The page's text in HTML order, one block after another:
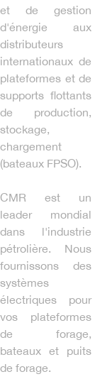
et de gestion
d'énergie aux
distributeurs
internationaux de
plateformes et de
supports flottants
de production,
stockage,
chargement
(bateaux FPSO).
CMR est un
leader mondial
dans l'industrie
pétrolière. Nous
fournissons des
systèmes
électriques pour
vos plateformes
de forage,
bateaux et puits
de forage.